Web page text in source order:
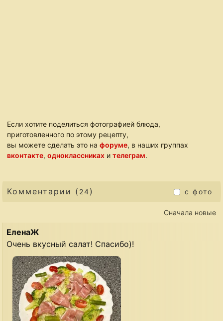
Если хотите поделиться фотографией блюда,
приготовленного по этому рецепту,
вы можете сделать это нафоруме, в наших группах
вконтакте,одноклассниках ителеграм.
Комментарии ( 24) с фото
Сначала новые
ЕленаЖ
Очень вкусный салат! Спасибо)!